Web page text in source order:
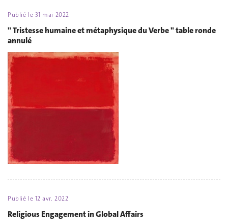
Publié le 31 mai 2022
" Tristesse humaine et métaphysique du Verbe " table ronde
annulé
Publié le 12 avr. 2022
Religious Engagement in Global Affairs